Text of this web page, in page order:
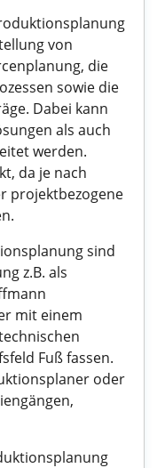
von
die
sowie die
Dabei kann
als auch
werden.
da je nach
projektbezogene
sind
z.B. als
mit einem
Fuß fassen.
oder